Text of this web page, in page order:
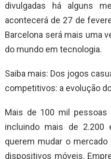
divulgadas há alguns
acontecerá de 27 de
Barcelona será mais uma
do mundo em tecnologia.
Saiba mais: Dos jogos
competitivos: a evolução
Mais de 100 mil pessoas
incluindo mais de 2.200
querem mudar o
dispositivos móveis.